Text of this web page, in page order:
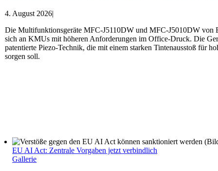
4. August 2026|
Die Multifunktionsgeräte MFC-J5110DW und MFC-J5010DW von
sich an KMUs mit höheren Anforderungen im Office-Druck. Die
patentierte Piezo-Technik, die mit einem starken Tintenausstoß für
sorgen soll.
EU AI Act: Zentrale Vorgaben jetzt verbindlich
Gallerie